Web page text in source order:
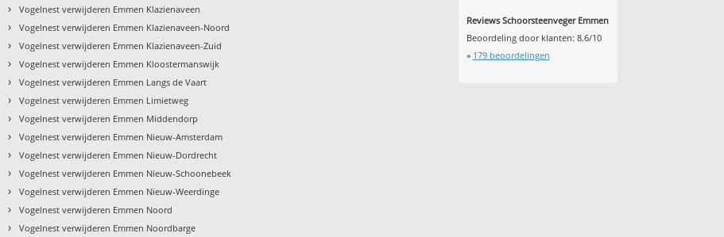
› Vogelnest verwijderen Emmen Klazienaveen
› Vogelnest verwijderen Emmen Klazienaveen-Noord
› Vogelnest verwijderen Emmen Klazienaveen-Zuid
› Vogelnest verwijderen Emmen Kloostermanswijk
› Vogelnest verwijderen Emmen Langs de Vaart
› Vogelnest verwijderen Emmen Limietweg
› Vogelnest verwijderen Emmen Middendorp
› Vogelnest verwijderen Emmen Nieuw-Amsterdam
› Vogelnest verwijderen Emmen Nieuw-Dordrecht
› Vogelnest verwijderen Emmen Nieuw-Schoonebeek
› Vogelnest verwijderen Emmen Nieuw-Weerdinge
› Vogelnest verwijderen Emmen Noord
› Vogelnest verwijderen Emmen Noordbarge
Reviews Schoorsteenveger Emmen
Beoordeling door klanten: 8.6/10
» 179beoordelingen